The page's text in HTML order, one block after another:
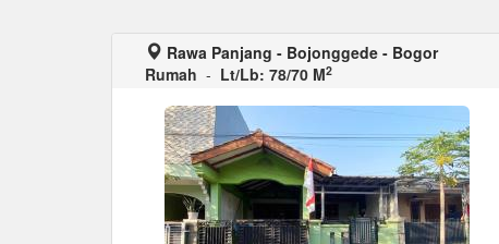
Rawa Panjang - Bojonggede - Bogor
Rumah - Lt/Lb: 78/70 M2